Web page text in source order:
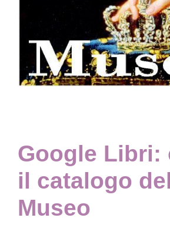
Attività
Pubblicazioni
Contatti e biglietti
Accessibilità
Google Libri:
il catalogo del
Museo